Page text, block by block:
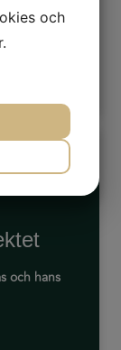
...
och hans
och
.